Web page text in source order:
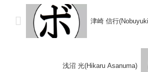
津崎 信行
浅沼 光(Hikaru Asanuma)